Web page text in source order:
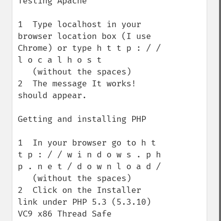
1  Type localhost in your
browser location box (I use
Chrome) or type h t t p : / /
l o c a l h o s t
2  The message It works!
should appear.
Getting and installing PHP
1  In your browser go to h t
t p : / / w i n d o w s . p h
p . n e t / d o w n l o a d /
2  Click on the Installer
link under PHP 5.3 (5.3.10)
VC9 x86 Thread Safe